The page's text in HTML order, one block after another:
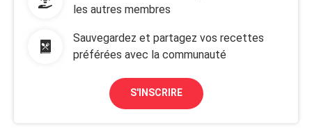
les autres membres
Sauvegardez et partagez vos recettes
préférées avec la communauté
S'INSCRIRE